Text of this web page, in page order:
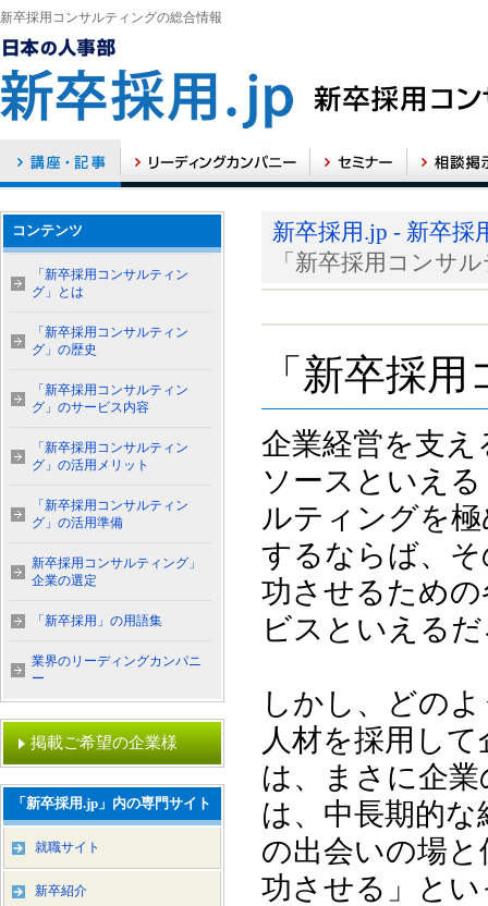
新卒採用コンサルティングの総合情報
新卒採用.jp - 新卒
「新卒採用コンサ
「新卒採
企業経営を支
ソースといえ
ルティングを
するならば、
功させるため
ビスといえる
しかし、どの
人材を採用し
は、まさに企
は、中長期的
の出会いの場
功させる」と
コンテンツ
「新卒採用コンサルティン
グ」とは
「新卒採用コンサルティン
グ」の歴史
「新卒採用コンサルティン
グ」のサービス内容
「新卒採用コンサルティン
グ」の活用メリット
「新卒採用コンサルティン
グ」の活用準備
新卒採用コンサルティング」
企業の選定
「新卒採用」の用語集
業界のリーディングカンパニ
ー
掲載ご希望の企業様
「新卒採用.jp」内の専門サイト
就職サイト
新卒紹介